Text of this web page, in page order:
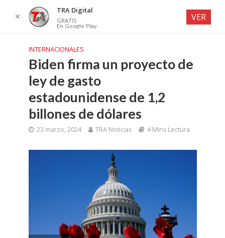
INTERNACIONALES
Biden firma un proyecto de
ley de gasto
estadounidense de 1,2
billones de dólares
23 marzo, 2024 TRA Noticias 4 Mins Lectura
✕
TRA Digital
GRATIS
En Google Play
VER